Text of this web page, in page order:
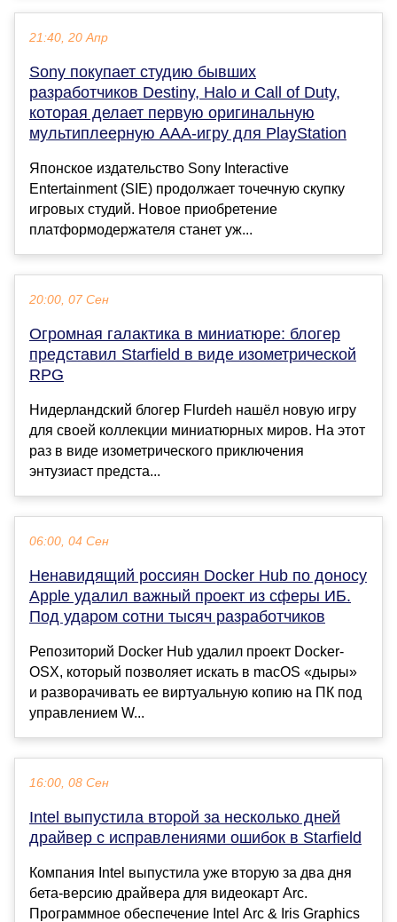
21:40, 20 Апр
Sony покупает студию бывших
разработчиков Destiny, Halo и Call of Duty,
которая делает первую оригинальную
мультиплеерную AAA-игру для PlayStation
Японское издательство Sony Interactive
Entertainment (SIE) продолжает точечную скупку
игровых студий. Новое приобретение
платформодержателя станет уж...
20:00, 07 Сен
Огромная галактика в миниатюре: блогер
представил Starfield в виде изометрической
RPG
Нидерландский блогер Flurdeh нашёл новую игру
для своей коллекции миниатюрных миров. На этот
раз в виде изометрического приключения
энтузиаст предста...
06:00, 04 Сен
Ненавидящий россиян Docker Hub по доносу
Apple удалил важный проект из сферы ИБ.
Под ударом сотни тысяч разработчиков
Репозиторий Docker Hub удалил проект Docker-
OSX, который позволяет искать в macOS «дыры»
и разворачивать ее виртуальную копию на ПК под
управлением W...
16:00, 08 Сен
Intel выпустила второй за несколько дней
драйвер с исправлениями ошибок в Starfield
Компания Intel выпустила уже вторую за два дня
бета-версию драйвера для видеокарт Arc.
Программное обеспечение Intel Arc & Iris Graphics